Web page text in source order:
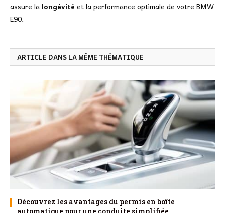
assure la longévité et la performance optimale de votre BMW
E90.
ARTICLE DANS LA MÊME THÉMATIQUE
Découvrez les avantages du permis en boîte